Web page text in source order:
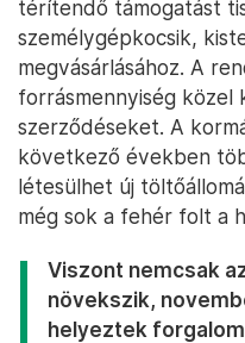
térítendő támogatást
személygépkocsik,
megvásárlásához. A
forrásmennyiség
szerződéseket. A
következő években
létesülhet új
még sok a fehér folt a
Viszont nemcsak
növekszik,
helyeztek